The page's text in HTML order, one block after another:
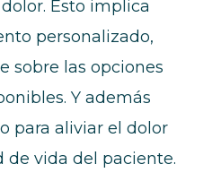
Esto implica
personalizado,
sobre las opciones
Y además
para aliviar el dolor
de vida del paciente.